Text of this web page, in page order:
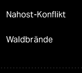
Nahost-Konflikt
Waldbrände